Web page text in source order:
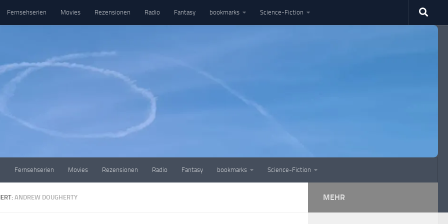
Fernsehserien Movies Rezensionen Radio Fantasy bookmarks Science-Fiction
Fernsehserien Movies Rezensionen Radio Fantasy bookmarks Science-Fiction
ANDREW DOUGHERTY MEHR